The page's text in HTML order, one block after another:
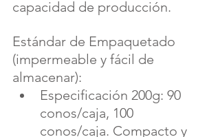
capacidad de producción.
Estándar de Empaquetado
(impermeable y fácil de
almacenar):
Especificación 200g: 90
conos/caja, 100
conos/caja. Compacto y